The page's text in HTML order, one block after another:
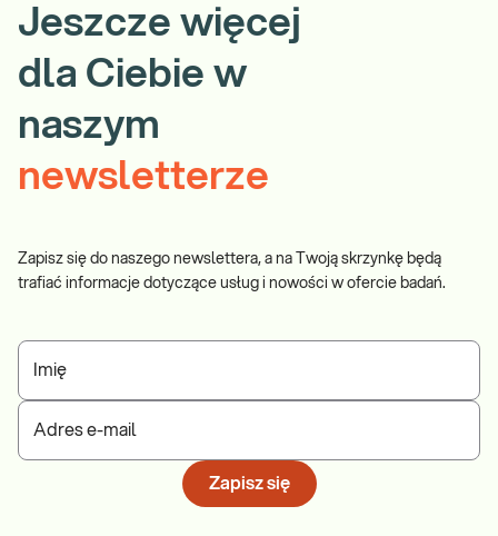
Jeszcze więcej
dla Ciebie w
naszym
newsletterze
Zapisz się do naszego newslettera, a na Twoją skrzynkę będą
trafiać informacje dotyczące usług i nowości w ofercie badań.
Imię
Adres e-mail
Zapisz się